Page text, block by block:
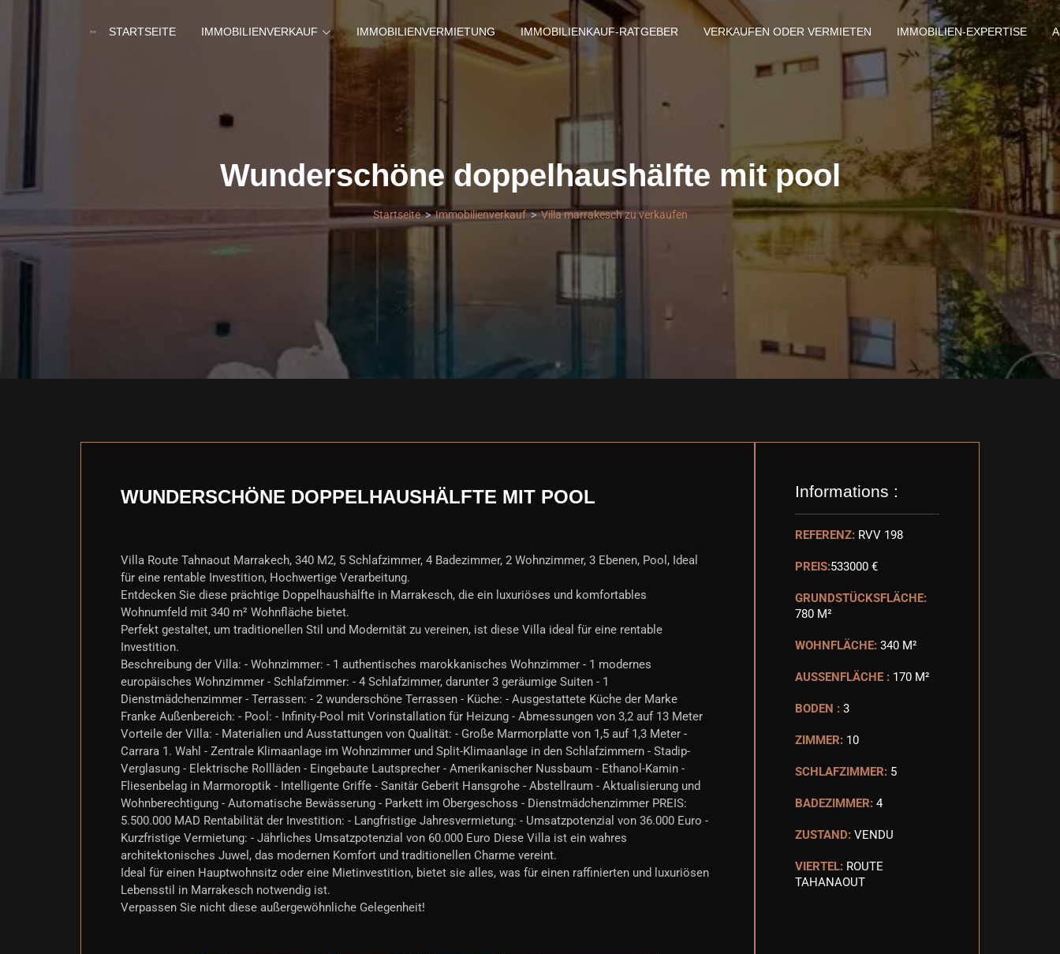
STARTSEITE IMMOBILIENVERKAUF IMMOBILIENVERMIETUNG IMMOBILIENKAUF-RATGEBER VERKAUFEN ODER VERMIETEN IMMOBILIEN-EXPERTISE
Wunderschöne doppelhaushälfte mit pool
Startseite Immobilienverkauf Villa marrakesch zu verkaufen
WUNDERSCHÖNE DOPPELHAUSHÄLFTE MIT POOL
Villa Route Tahnaout Marrakech, 340 M2, 5 Schlafzimmer, 4 Badezimmer, 2 Wohnzimmer, 3 Ebenen, Pool, Ideal
für eine rentable Investition, Hochwertige Verarbeitung.
Entdecken Sie diese prächtige Doppelhaushälfte in Marrakesch, die ein luxuriöses und komfortables
Wohnumfeld mit 340 m² Wohnfläche bietet.
Perfekt gestaltet, um traditionellen Stil und Modernität zu vereinen, ist diese Villa ideal für eine rentable
Investition.
Beschreibung der Villa: - Wohnzimmer: - 1 authentisches marokkanisches Wohnzimmer - 1 modernes
europäisches Wohnzimmer - Schlafzimmer: - 4 Schlafzimmer, darunter 3 geräumige Suiten - 1
Dienstmädchenzimmer - Terrassen: - 2 wunderschöne Terrassen - Küche: - Ausgestattete Küche der Marke
Franke Außenbereich: - Pool: - Infinity-Pool mit Vorinstallation für Heizung - Abmessungen von 3,2 auf 13 Meter
Vorteile der Villa: - Materialien und Ausstattungen von Qualität: - Große Marmorplatte von 1,5 auf 1,3 Meter -
Carrara 1. Wahl - Zentrale Klimaanlage im Wohnzimmer und Split-Klimaanlage in den Schlafzimmern - Stadip-
Verglasung - Elektrische Rollläden - Eingebaute Lautsprecher - Amerikanischer Nussbaum - Ethanol-Kamin -
Fliesenbelag in Marmoroptik - Intelligente Griffe - Sanitär Geberit Hansgrohe - Abstellraum - Aktualisierung und
Wohnberechtigung - Automatische Bewässerung - Parkett im Obergeschoss - Dienstmädchenzimmer PREIS:
5.500.000 MAD Rentabilität der Investition: - Langfristige Jahresvermietung: - Umsatzpotenzial von 36.000 Euro -
Kurzfristige Vermietung: - Jährliches Umsatzpotenzial von 60.000 Euro Diese Villa ist ein wahres
architektonisches Juwel, das modernen Komfort und traditionellen Charme vereint.
Ideal für einen Hauptwohnsitz oder eine Mietinvestition, bietet sie alles, was für einen raffinierten und luxuriösen
Lebensstil in Marrakesch notwendig ist.
Verpassen Sie nicht diese außergewöhnliche Gelegenheit!
Informations :
REFERENZ: RVV 198
PREIS:533000 €
GRUNDSTÜCKSFLÄCHE:
780 M²
WOHNFLÄCHE: 340 M²
AUSSENFLÄCHE : 170 M²
BODEN : 3
ZIMMER: 10
SCHLAFZIMMER: 5
BADEZIMMER: 4
ZUSTAND: VENDU
VIERTEL: ROUTE
TAHANAOUT